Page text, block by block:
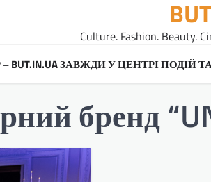
Culture. Fashion. Beauty.
BUT.IN.UA ЗАВЖДИ У ЦЕНТРІ ПОДІЙ
бренд